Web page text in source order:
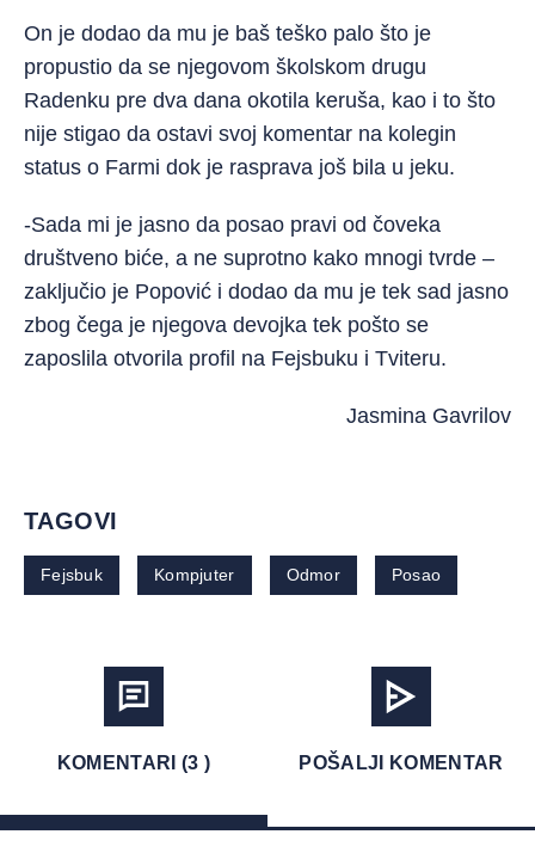
On je dodao da mu je baš teško palo što je
propustio da se njegovom školskom drugu
Radenku pre dva dana okotila keruša, kao i to što
nije stigao da ostavi svoj komentar na kolegin
status o Farmi dok je rasprava još bila u jeku.
-Sada mi je jasno da posao pravi od čoveka
društveno biće, a ne suprotno kako mnogi tvrde –
zaključio je Popović i dodao da mu je tek sad jasno
zbog čega je njegova devojka tek pošto se
zaposlila otvorila profil na Fejsbuku i Tviteru.
Jasmina Gavrilov
TAGOVI
Fejsbuk Kompjuter Odmor Posao
KOMENTARI (3 ) POŠALJI KOMENTAR